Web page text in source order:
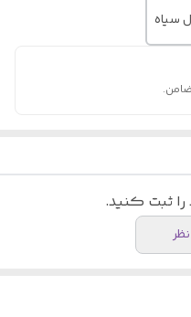
سیاه
را ثبت کنید.